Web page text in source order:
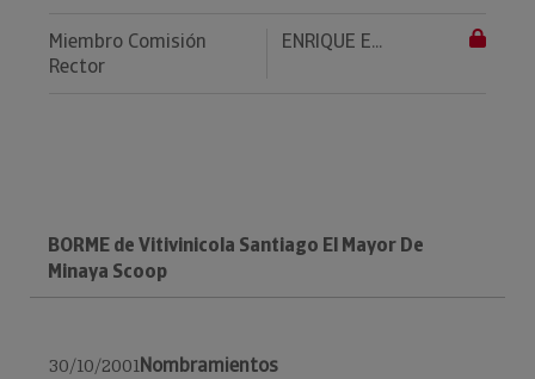
Miembro Comisión
Rector
ENRIQUE E...
BORME de Vitivinicola Santiago El Mayor De
Minaya Scoop
30/10/2001Nombramientos